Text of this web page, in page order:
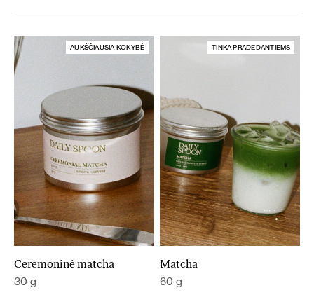
AUKŠČIAUSIA KOKYBĖ
Ceremoninė matcha
30 g
TINKA PRADEDANTIEMS
Matcha
60 g